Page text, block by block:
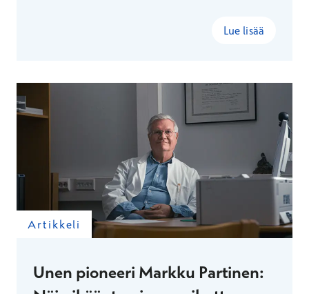
Lue lisää
Artikkeli
Unen pioneeri Markku Partinen: